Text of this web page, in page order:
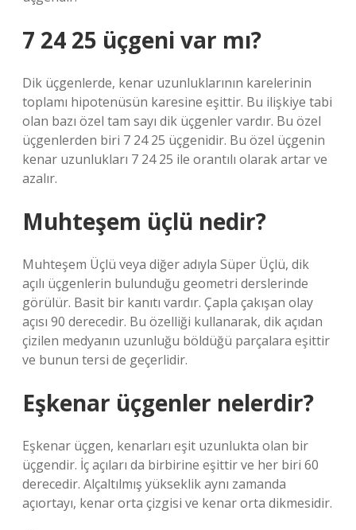
7 24 25 üçgeni var mı?
Dik üçgenlerde, kenar uzunluklarının karelerinin
toplamı hipotenüsün karesine eşittir. Bu ilişkiye tabi
olan bazı özel tam sayı dik üçgenler vardır. Bu özel
üçgenlerden biri 7 24 25 üçgenidir. Bu özel üçgenin
kenar uzunlukları 7 24 25 ile orantılı olarak artar ve
azalır.
Muhteşem üçlü nedir?
Muhteşem Üçlü veya diğer adıyla Süper Üçlü, dik
açılı üçgenlerin bulunduğu geometri derslerinde
görülür. Basit bir kanıtı vardır. Çapla çakışan olay
açısı 90 derecedir. Bu özelliği kullanarak, dik açıdan
çizilen medyanın uzunluğu böldüğü parçalara eşittir
ve bunun tersi de geçerlidir.
Eşkenar üçgenler nelerdir?
Eşkenar üçgen, kenarları eşit uzunlukta olan bir
üçgendir. İç açıları da birbirine eşittir ve her biri 60
derecedir. Alçaltılmış yükseklik aynı zamanda
açıortayı, kenar orta çizgisi ve kenar orta dikmesidir.